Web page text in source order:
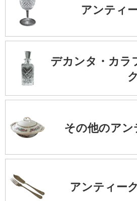
アンティ
デカンタ・カラ
ク
その他のア
アンティー